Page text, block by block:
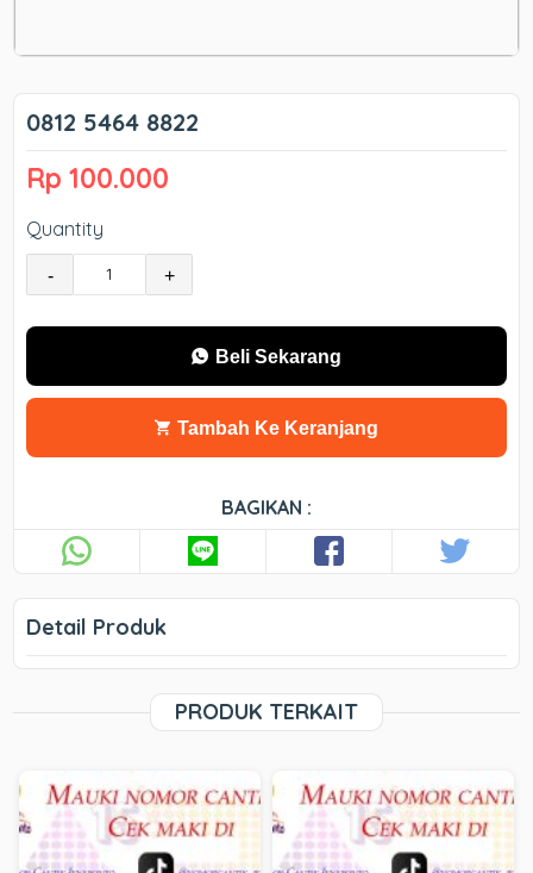
0812 5464 8822
Rp 100.000
Quantity
- +
Beli Sekarang
Tambah Ke Keranjang
BAGIKAN :
Detail Produk
PRODUK TERKAIT